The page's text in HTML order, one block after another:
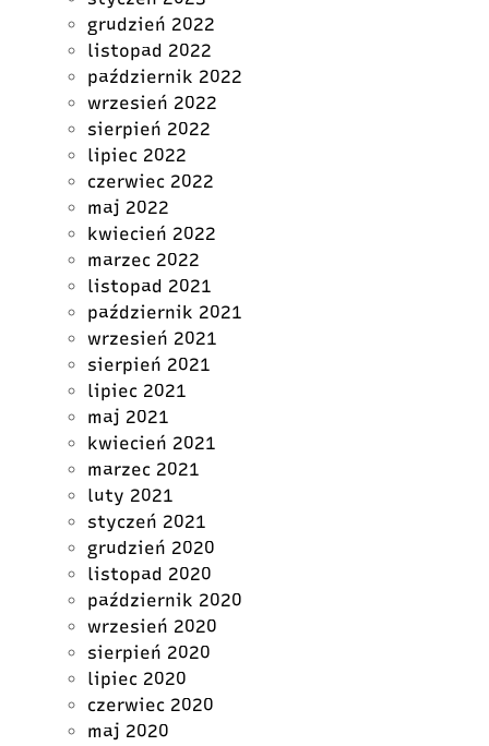
grudzień 2022
listopad 2022
październik 2022
wrzesień 2022
sierpień 2022
lipiec 2022
czerwiec 2022
maj 2022
kwiecień 2022
marzec 2022
listopad 2021
październik 2021
wrzesień 2021
sierpień 2021
lipiec 2021
maj 2021
kwiecień 2021
marzec 2021
luty 2021
styczeń 2021
grudzień 2020
listopad 2020
październik 2020
wrzesień 2020
sierpień 2020
lipiec 2020
czerwiec 2020
maj 2020